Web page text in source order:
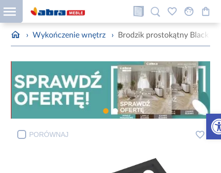
› Wykończenie wnętrz › Brodzik prostokątny Black
PORÓWNAJ